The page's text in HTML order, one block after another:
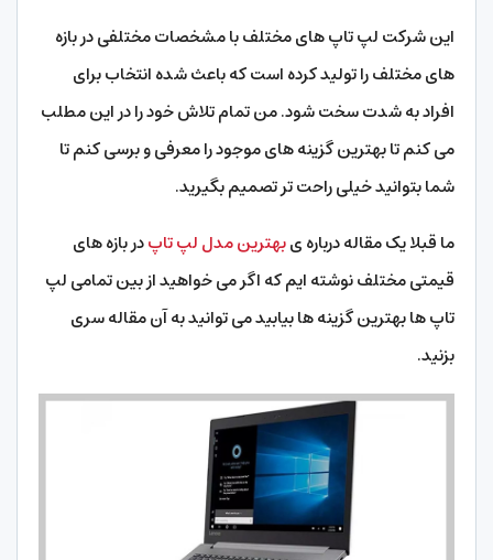
این شرکت لپ تاپ های مختلف با مشخصات مختلفی در بازه
های مختلف را تولید کرده است که باعث شده انتخاب برای
افراد به شدت سخت شود. من تمام تلاش خود را در این مطلب
می کنم تا بهترین گزینه های موجود را معرفی و برسی کنم تا
شما بتوانید خیلی راحت تر تصمیم بگیرید.
ما قبلا یک مقاله درباره یبهترین مدل لپ تاپدر بازه های
قیمتی مختلف نوشته ایم که اگر می خواهید از بین تمامی لپ
تاپ ها بهترین گزینه ها بیابید می توانید به آن مقاله سری
بزنید.